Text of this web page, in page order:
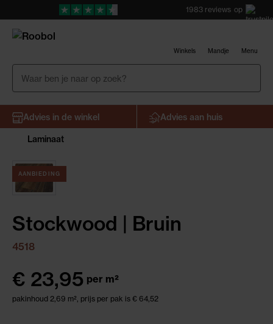
1983 reviews op
Winkels Mandje Menu
Advies in de winkel
Advies aan huis
Laminaat
AANBIEDING
Stockwood | Bruin
4518
€ 23,95 per m²
pakinhoud 2,69 m², prijs per pak is € 64,52